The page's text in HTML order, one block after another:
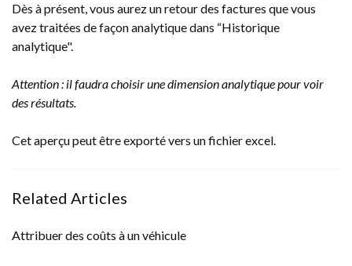
Dès à présent, vous aurez un retour des factures que vous
avez traitées de façon analytique dans “Historique
analytique".
Attention : il faudra choisir une dimension analytique pour voir
des résultats.
Cet aperçu peut être exporté vers un fichier excel.
Related Articles
Attribuer des coûts à un véhicule